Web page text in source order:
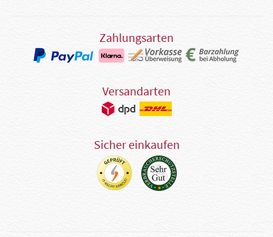
Zahlungsarten
Versandarten
Sicher einkaufen